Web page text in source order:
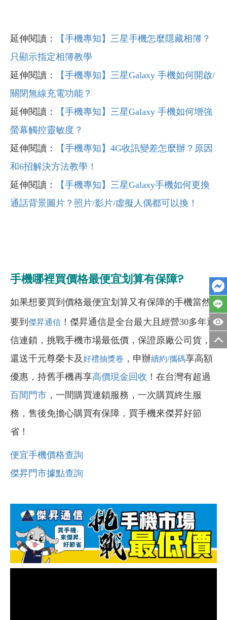
延伸閱讀：
【手機專知】三星手機怎麼隱藏相簿？
只顯示指定相簿教學
延伸閱讀：
【手機專知】三星Galaxy 手機如何開啟/
關閉無線充電功能？
延伸閱讀：
【手機專知】三星Galaxy 手機如何增強
螢幕觸控靈敏度？
延伸閱讀：
【手機專知】4G收訊變差怎麼辦？原因
和6招解決方法教學！
延伸閱讀：
【手機專知】三星Galaxy手機如何更換
通話背景圖片？照片/影片/虛擬人偶都可以換！
手機哪裡買價格最便宜划算有保障?
如果想要買到價格最便宜划算又有保障的手機當然
要到 傑昇通信 ！傑昇通信是全台最大且經營30多年通
信連鎖，挑戰手機市場最低價，保證原廠公司貨，
還送千元尊榮卡及好禮抽獎卷 ，申辦續約/攜碼享高額
優惠，持舊手機再享高價現金回收 ！在台灣有超過
百間門市 ，一間購買連鎖服務，一次購買終生服
務，售後免擔心購買有保障，買手機來傑昇好節
省！
便宜手機價格查詢
傑昇門市據點查詢